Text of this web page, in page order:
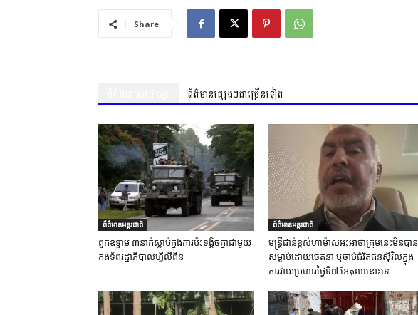
Share
ព័ត៌មានផ្សេងៗជាច្រើនទៀត
ព័ត៌មានអន្តរជាតិ
ពួកឧទ្ទាម ៣នាក់ស្លាប់ក្នុងការប៉ះទង្គិចគ្នាជាមួយ
កងទ័ពរដ្ឋាភិបាលហ្វីលីពីន
ព័ត៌មានអន្តរជាតិ
មន្ត្រីជាន់ខ្ពស់ហាម៉ាសអះអាថាក្រុមនេះមិនបាន
សម្លាប់ដោយចេតនា ឬចាប់ជំរិតជនស៊ីវិលក្នុង
ការវាយប្រហារថ្ងៃទី៧ ខែតុលានោះទេ